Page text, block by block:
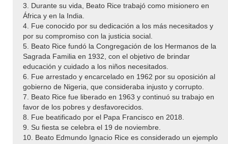
3. Durante su vida, Beato Rice trabajó como misionero en
África y en la India.
4. Fue conocido por su dedicación a los más necesitados y
por su compromiso con la justicia social.
5. Beato Rice fundó la Congregación de los Hermanos de la
Sagrada Familia en 1932, con el objetivo de brindar
educación y cuidado a los niños necesitados.
6. Fue arrestado y encarcelado en 1962 por su oposición al
gobierno de Nigeria, que consideraba injusto y corrupto.
7. Beato Rice fue liberado en 1963 y continuó su trabajo en
favor de los pobres y desfavorecidos.
8. Fue beatificado por el Papa Francisco en 2018.
9. Su fiesta se celebra el 19 de noviembre.
10. Beato Edmundo Ignacio Rice es considerado un ejemplo